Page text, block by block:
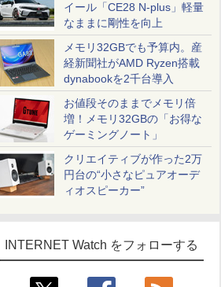
イール「CE28 N-plus」軽量
なままに剛性を向上
メモリ32GBでも予算内。産
経新聞社がAMD Ryzen搭載
dynabookを2千台導入
お値段そのままでメモリ倍
増！メモリ32GBの「お得な
ゲーミングノート」
クリエイティブが作った2万
円台の“小さなピュアオーデ
ィオスピーカー”
INTERNET Watch をフォローする